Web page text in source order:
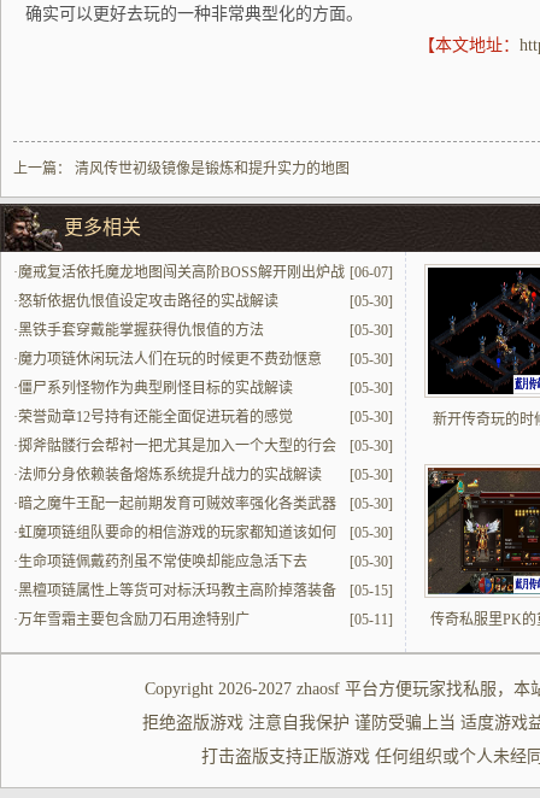
确实可以更好去玩的一种非常典型化的方面。
【本文地址：
上一篇： 清风传世初级镜像是锻炼和提升实力的地图
更多相关
[06-07]
·魔戒复活依托魔龙地图闯关高阶BOSS解开刚出炉战
力
[05-30]
·怒斩依据仇恨值设定攻击路径的实战解读
[05-30]
·黑铁手套穿戴能掌握获得仇恨值的方法
[05-30]
·魔力项链休闲玩法人们在玩的时候更不费劲惬意
[05-30]
·僵尸系列怪物作为典型刷怪目标的实战解读
[05-30]
·荣誉勋章12号持有还能全面促进玩着的感觉
[05-30]
·掷斧骷髅行会帮衬一把尤其是加入一个大型的行会
更实打实好用
[05-30]
·法师分身依赖装备熔炼系统提升战力的实战解读
[05-30]
·暗之魔牛王配一起前期发育可贼效率强化各类武器
[05-30]
·虹魔项链组队要命的相信游戏的玩家都知道该如何
组建队伍
[05-30]
·生命项链佩戴药剂虽不常使唤却能应急活下去
[05-15]
·黑檀项链属性上等货可对标沃玛教主高阶掉落装备
[05-11]
·万年雪霜主要包含励刀石用途特别广
新开传奇玩的时
传奇私服里PK
Copyright 2026-2027 zhaosf平台方便玩家找私服 ，本
拒绝盗版游戏 注意自我保护 谨防受骗上当 适度游戏
打击盗版支持正版游戏 任何组织或个人未经